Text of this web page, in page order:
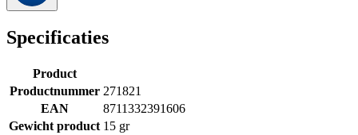
Specificaties
Product
Productnummer 271821
EAN
8711332391606
Gewicht product 15 gr